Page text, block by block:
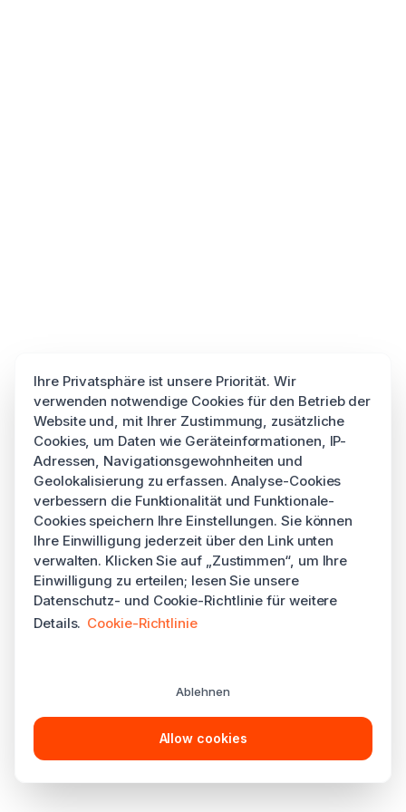
Ihre Privatsphäre ist unsere Priorität. Wir
verwenden notwendige Cookies für den Betrieb der
Website und, mit Ihrer Zustimmung, zusätzliche
Cookies, um Daten wie Geräteinformationen, IP-
Adressen, Navigationsgewohnheiten und
Geolokalisierung zu erfassen. Analyse-Cookies
verbessern die Funktionalität und Funktionale-
Cookies speichern Ihre Einstellungen. Sie können
Ihre Einwilligung jederzeit über den Link unten
verwalten. Klicken Sie auf „Zustimmen“, um Ihre
Einwilligung zu erteilen; lesen Sie unsere
Datenschutz- und Cookie-Richtlinie für weitere
Details. Cookie-Richtlinie
Ablehnen
Allow cookies